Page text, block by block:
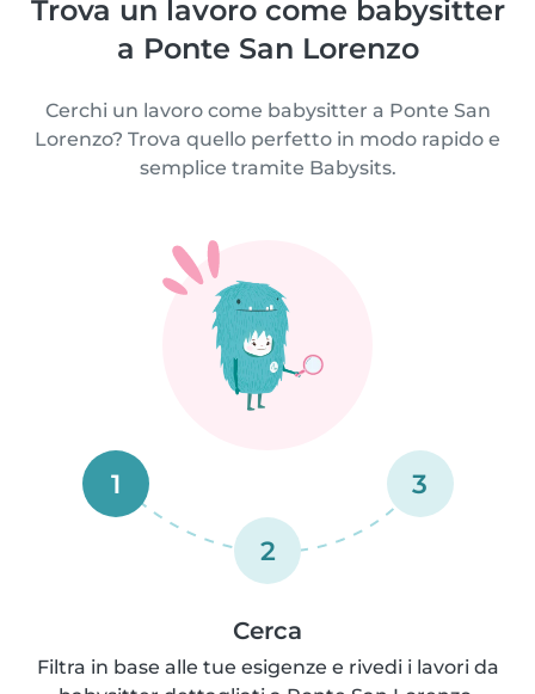
Trova un lavoro come babysitter
a Ponte San Lorenzo
Cerchi un lavoro come babysitter a Ponte San
Lorenzo? Trova quello perfetto in modo rapido e
semplice tramite Babysits.
1
2
3
Cerca
Filtra in base alle tue esigenze e rivedi i lavori da